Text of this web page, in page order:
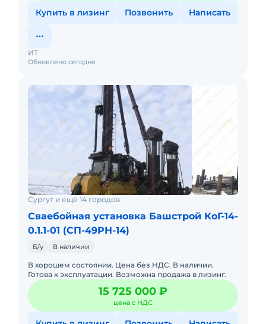
Купить в лизинг Позвонить Написать
Обновлено сегодня
ИТ
Сургут и ещё 14 городов
Сваебойная установка Башстрой КоГ-14-
0.1.1-01 (СП-49РН-14)
Б/у В наличии
В хорошем состоянии. Цена без НДС. В наличии.
Готова к эксплуатации. Возможна продажа в лизинг.
15 725 000 ₽
цена с НДС